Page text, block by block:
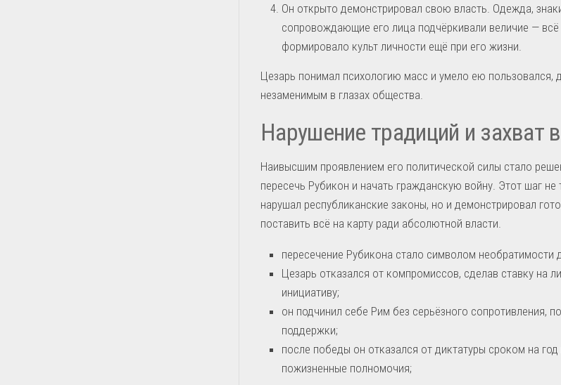
Он открыто демонстрировал свою власть. Одежда,
сопровождающие его лица подчёркивали величие — всё
формировало культ личности ещё при его жизни.
Цезарь понимал психологию масс и умело ею пользовался,
незаменимым в глазах общества.
Нарушение традиций и захват
Наивысшим проявлением его политической силы стало
пересечь Рубикон и начать гражданскую войну. Этот шаг не
нарушал республиканские законы, но и демонстрировал
поставить всё на карту ради абсолютной власти.
пересечение Рубикона стало символом необратимости
Цезарь отказался от компромиссов, сделав ставку на
инициативу;
он подчинил себе Рим без серьёзного сопротивления,
поддержки;
после победы он отказался от диктатуры сроком на год
пожизненные полномочия;